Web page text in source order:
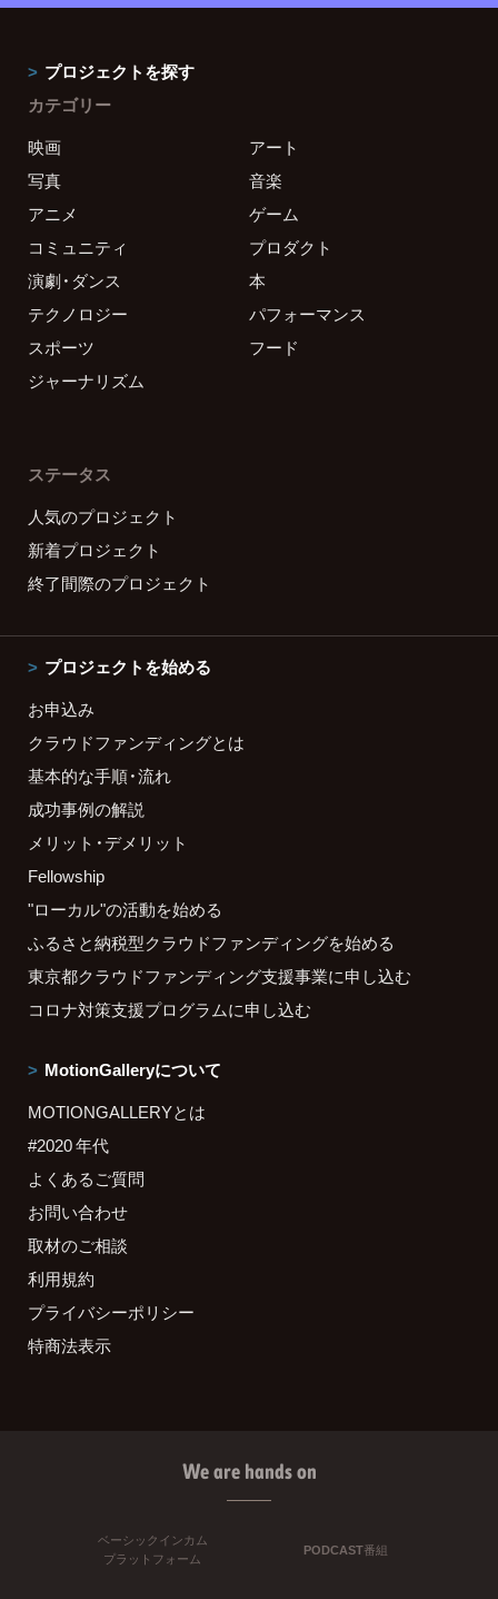
プロジェクトを探す
カテゴリー
映画
アート
写真
音楽
アニメ
ゲーム
コミュニティ
プロダクト
演劇・ダンス
本
テクノロジー
パフォーマンス
スポーツ
フード
ジャーナリズム
ステータス
人気のプロジェクト
新着プロジェクト
終了間際のプロジェクト
プロジェクトを始める
お申込み
クラウドファンディングとは
基本的な手順・流れ
成功事例の解説
メリット・デメリット
Fellowship
"ローカル"の活動を始める
ふるさと納税型クラウドファンディングを始める
東京都クラウドファンディング支援事業に申し込む
コロナ対策支援プログラムに申し込む
MotionGalleryについて
MOTIONGALLERYとは
#2020 年代
よくあるご質問
お問い合わせ
取材のご相談
利用規約
プライバシーポリシー
特商法表示
We are hands on
ベーシックインカム
プラットフォーム
PODCAST番組